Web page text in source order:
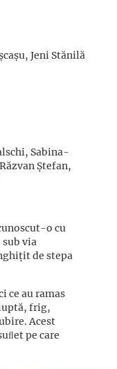
Jeni Stănilă
Sabina-
Ștefan,
o cu
sub via
de stepa
ce au ramas
frig,
Acest
pe care